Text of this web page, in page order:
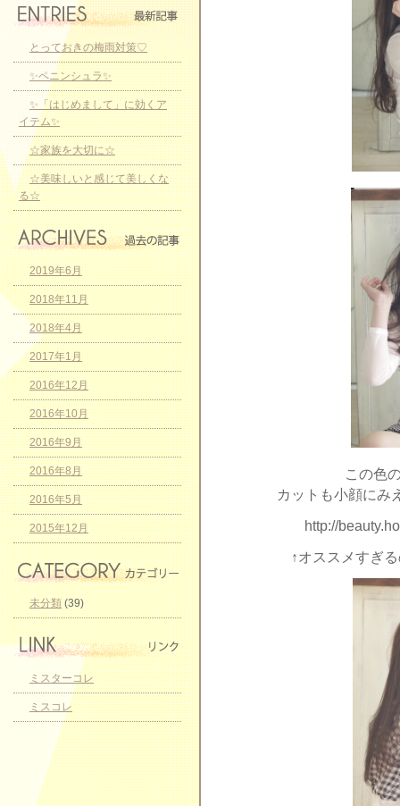
この色
カットも小顔にみ
http://
↑オススメすぎ
とっておきの梅雨対策♡
✨ペニンシュラ✨
✨「はじめまして」に効くア
イテム✨
☆家族を大切に☆
☆美味しいと感じて美しくな
る☆
2019年6月
2018年11月
2018年4月
2017年1月
2016年12月
2016年10月
2016年9月
2016年8月
2016年5月
2015年12月
未分類(39)
ミスターコレ
ミスコレ